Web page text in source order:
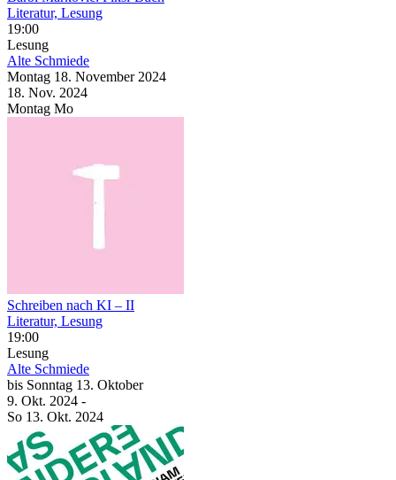
Literatur, Lesung
19:00
Lesung
Alte Schmiede
Montag 18. November 2024
18. Nov. 2024
Montag Mo
Schreiben nach KI – II
Literatur, Lesung
19:00
Lesung
Alte Schmiede
bis Sonntag 13. Oktober
9. Okt. 2024 -
So 13. Okt. 2024